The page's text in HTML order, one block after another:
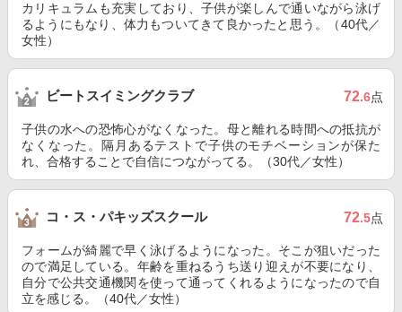
カリキュラムも充実しており、子供が楽しんで通いながら泳げ
るようにもなり、体力もついてきて良かったと思う。（40代／
女性）
ビートスイミングクラブ 72.6点
子供の水への恐怖心がなくなった。母と離れる時間への抵抗が
なくなった。隔月あるテストで子供のモチベーションが保た
れ、合格することで自信につながってる。（30代／女性）
コ・ス・パキッズスクール 72.5点
フォームが綺麗で早く泳げるようになった。そこが狙いだった
ので満足している。年齢を重ねるうち送り迎えが不要になり、
自分で公共交通機関を使って通ってくれるようになったので自
立を感じる。（40代／女性）